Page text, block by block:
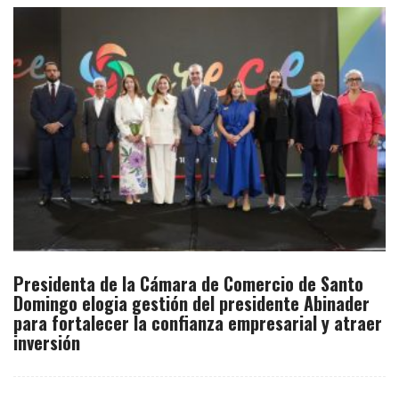
Presidenta de la Cámara de Comercio de Santo
Domingo elogia gestión del presidente Abinader
para fortalecer la confianza empresarial y atraer
inversión